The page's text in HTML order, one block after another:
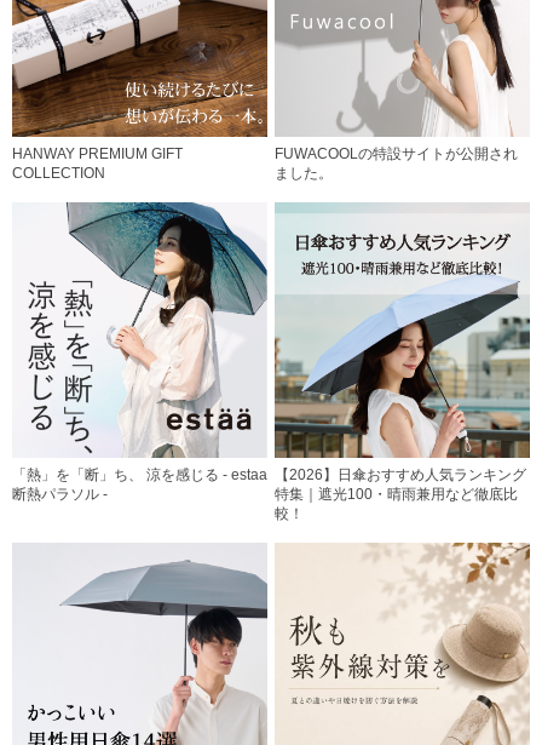
HANWAY PREMIUM GIFT
COLLECTION
FUWACOOLの特設サイトが公開され
ました。
「熱」を「断」ち、 涼を感じる - estaa
断熱パラソル -
【2026】日傘おすすめ人気ランキング
特集｜遮光100・晴雨兼用など徹底比
較！